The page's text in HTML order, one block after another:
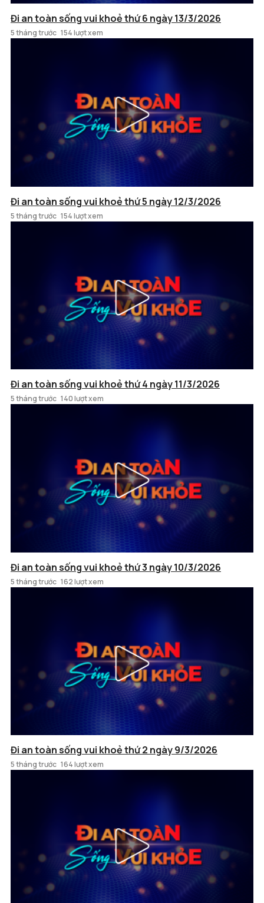
Đi an toàn sống vui khoẻ thứ 6 ngày 13/3/2026
5 tháng trước 154 lượt xem
Đi an toàn sống vui khoẻ thứ 5 ngày 12/3/2026
5 tháng trước 154 lượt xem
Đi an toàn sống vui khoẻ thứ 4 ngày 11/3/2026
5 tháng trước 140 lượt xem
Đi an toàn sống vui khoẻ thứ 3 ngày 10/3/2026
5 tháng trước 162 lượt xem
Đi an toàn sống vui khoẻ thứ 2 ngày 9/3/2026
5 tháng trước 164 lượt xem